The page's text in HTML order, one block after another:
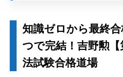
知識ゼロから最終
つで完結！吉野勲【
法試験合格道場